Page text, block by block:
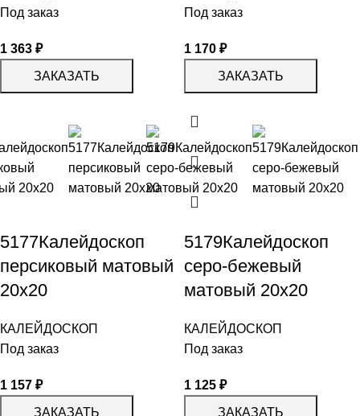
Под заказ
1 363 ₽
ЗАКАЗАТЬ
Под заказ
1 170 ₽
ЗАКАЗАТЬ
5177Калейдоскоп
персиковый матовый
20х20
КАЛЕЙДОСКОП
Под заказ
1 157 ₽
ЗАКАЗАТЬ
5179Калейдоскоп
серо-бежевый
матовый 20х20
КАЛЕЙДОСКОП
Под заказ
1 125 ₽
ЗАКАЗАТЬ